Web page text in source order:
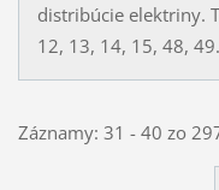
distribúcie elektriny.
12, 13, 14, 15, 48, 49.
Záznamy: 31 - 40 zo